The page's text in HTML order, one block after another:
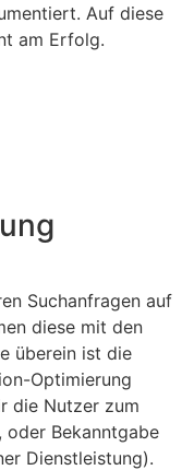
Auf diese
am Erfolg.
Suchanfragen auf
diese mit den
überein ist die
Optimierung
die Nutzer zum
oder Bekanntgabe
Dienstleistung).